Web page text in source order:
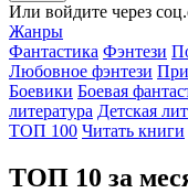
Или войдите через
Жанры
Фантастика Фэнтези
Любовное фэнтези
Боевики Боевая
литература Детская
ТОП 100 Читать книги
ТОП 10 за